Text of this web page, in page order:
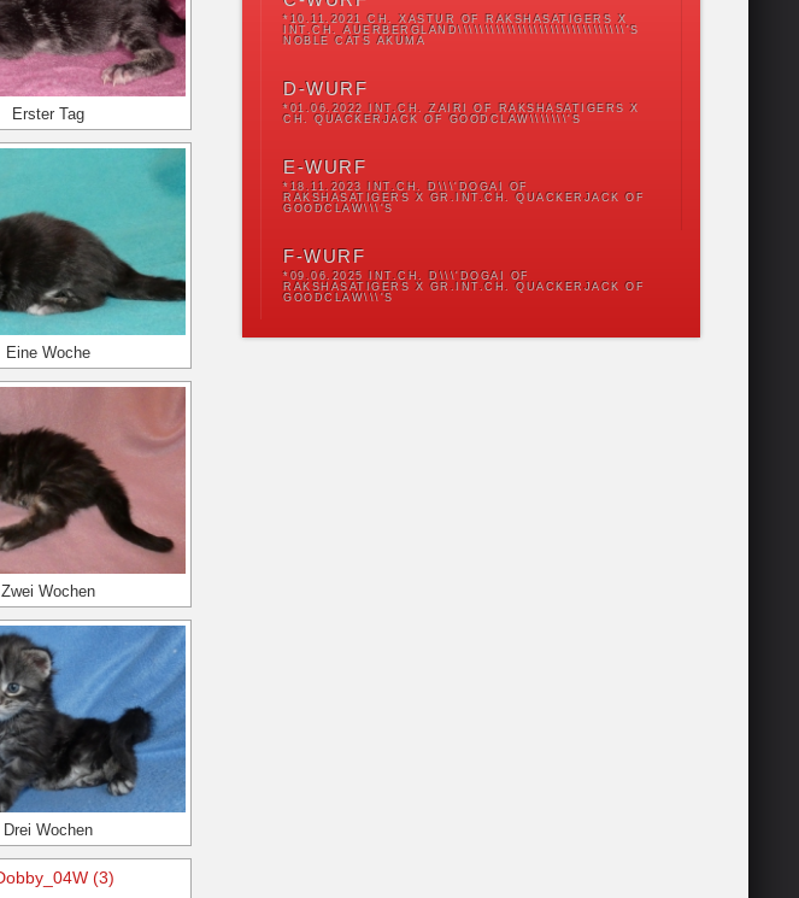
Erster Tag
Eine Woche
Zwei Wochen
Drei Wochen
*10.11.2021 CH. XASTUR OF RAKSHASATIGERS X
INT.CH. AUERBERGLAND\\\\\\\\\\\\\\\\\\\\\\\\\\\\\\\'S
NOBLE CATS AKUMA
D-WURF
*01.06.2022 INT.CH. ZAIRI OF RAKSHASATIGERS X
CH. QUACKERJACK OF GOODCLAW\\\\\\\'S
E-WURF
*18.11.2023 INT.CH. D\\\'DOGAI OF
RAKSHASATIGERS X GR.INT.CH. QUACKERJACK OF
GOODCLAW\\\'S
F-WURF
*09.06.2025 INT.CH. D\\\'DOGAI OF
RAKSHASATIGERS X GR.INT.CH. QUACKERJACK OF
GOODCLAW\\\'S